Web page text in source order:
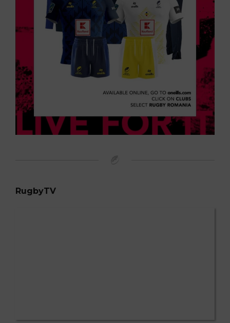
RugbyTV